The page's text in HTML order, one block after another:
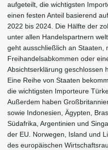
aufgeteilt, die wichtigsten
einen festen Anteil basierend
2022 bis 2024. Die Hälfte der
unter allen Handelspartnern
geht ausschließlich an Staaten,
Freihandelsabkommen oder
Absichtserklärung geschlossen
Eine Reihe von Staaten
die wichtigsten Importeure
Außerdem haben
sowie Indonesien, Ägypten,
Südafrika, Argentinien und
der EU. Norwegen, Island und
des europäischen